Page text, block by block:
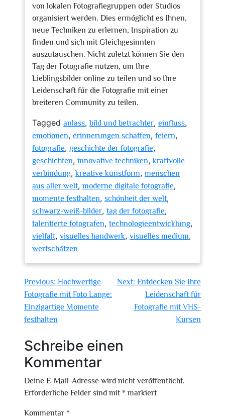
von lokalen Fotografiegruppen oder Studios
organisiert werden. Dies ermöglicht es Ihnen,
neue Techniken zu erlernen, Inspiration zu
finden und sich mit Gleichgesinnten
auszutauschen. Nicht zuletzt können Sie den
Tag der Fotografie nutzen, um Ihre
Lieblingsbilder online zu teilen und so Ihre
Leidenschaft für die Fotografie mit einer
breiteren Community zu teilen.
Tagged anlass,bild und betrachter, einfluss,
emotionen, erinnerungen schaffen, feiern,
fotografie, geschichte der fotografie,
geschichten, innovative techniken,kraftvolle
verbindung,kreative kunstform, menschen
aus aller welt, moderne digitale fotografie,
momente festhalten, schönheit der welt,
schwarz-weiß-bilder, tag der fotografie,
talentierte fotografen, technologieentwicklung,
vielfalt, visuelles handwerk, visuelles medium,
wertschätzen
Beitragsnavigation
Previous: Hochwertige
Fotografie mit Foto Lange:
Einzigartige Momente
festhalten
Next: Entdecken Sie Ihre
Leidenschaft für
Fotografie mit VHS-
Kursen
Schreibe einen
Kommentar
Deine E-Mail-Adresse wird nicht veröffentlicht.
Erforderliche Felder sind mit * markiert
Kommentar *